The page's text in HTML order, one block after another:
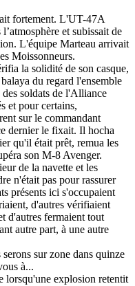
fortement. L'UT-47A
et subissait de
L'équipe Marteau arrivait
Moissonneurs.
la solidité de son casque,
du regard l'ensemble
soldats de l'Alliance
et pour certains,
sur le commandant
dernier le fixait. Il hocha
qu'il était prêt, remua les
son M-8 Avenger.
de la navette et les
n'était pas pour rassurer
présents ici s'occupaient
d'autres vérifiaient
d'autres fermaient tout
autre part, à une autre
sur zone dans quinze
à...
lorsqu'une explosion retentit